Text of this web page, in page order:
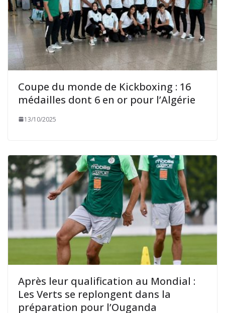
Coupe du monde de Kickboxing : 16
médailles dont 6 en or pour l’Algérie
13/10/2025
Après leur qualification au Mondial :
Les Verts se replongent dans la
préparation pour l’Ouganda